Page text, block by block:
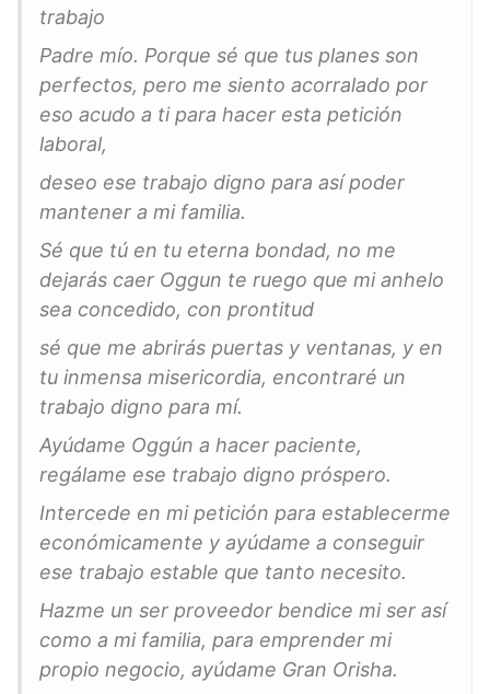
trabajo
Padre mío. Porque sé que tus planes son
perfectos, pero me siento acorralado por
eso acudo a ti para hacer esta petición
laboral,
deseo ese trabajo digno para así poder
mantener a mi familia.
Sé que tú en tu eterna bondad, no me
dejarás caer Oggun te ruego que mi anhelo
sea concedido, con prontitud
sé que me abrirás puertas y ventanas, y en
tu inmensa misericordia, encontraré un
trabajo digno para mí.
Ayúdame Oggún a hacer paciente,
regálame ese trabajo digno próspero.
Intercede en mi petición para establecerme
económicamente y ayúdame a conseguir
ese trabajo estable que tanto necesito.
Hazme un ser proveedor bendice mi ser así
como a mi familia, para emprender mi
propio negocio, ayúdame Gran Orisha.